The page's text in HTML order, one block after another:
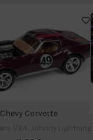
Chevy Corvette